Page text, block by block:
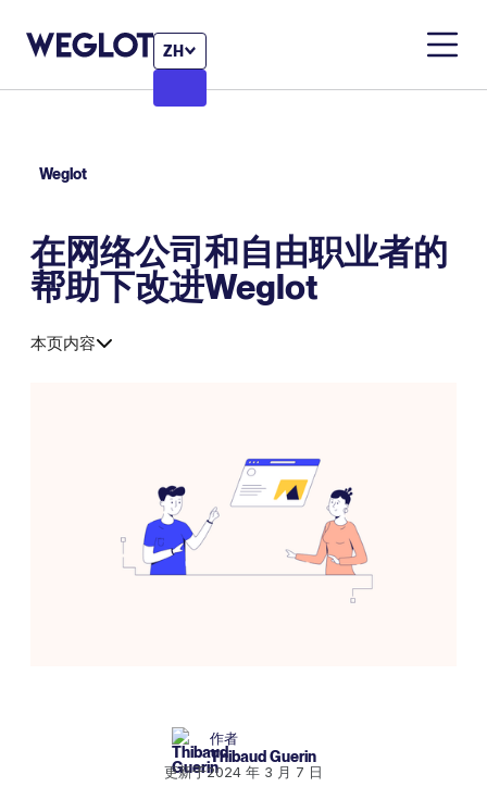
ZH
Weglot
在网络公司和自由职业者的
帮助下改进Weglot
本页内容
作者
Thibaud Guerin
更新于2024 年 3 月 7 日